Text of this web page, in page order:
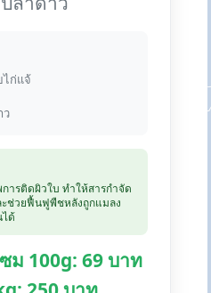
ไก่แจ้
ว
ารติดผิวใบ ทำให้สารกำจัด
ช่วยฟื้นฟูพืชหลังถูกแมลง
ด้
ม 100g: 69 บาท